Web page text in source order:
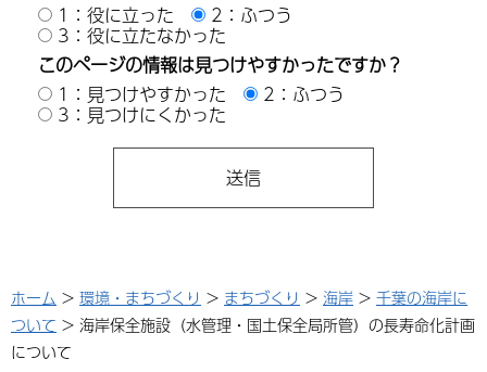
1：役に立った
2：ふつう
3：役に立たなかった
このページの情報は見つけやすかったですか？
1：見つけやすかった
2：ふつう
3：見つけにくかった
ホーム > 環境・まちづくり > まちづくり > 海岸 > 千葉の海岸に
ついて > 海岸保全施設（水管理・国土保全局所管）の長寿命化計画
について